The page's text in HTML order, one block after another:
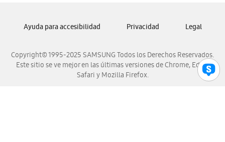
Samsung Venezuela
Copyright© 1995-2025 SAMSUNG Todos los Derechos Reservados.
Este sitio se ve mejor en las últimas versiones de Chrome, Edge,
Safari y Mozilla Firefox.
Ayuda para accesibilidad Privacidad Legal